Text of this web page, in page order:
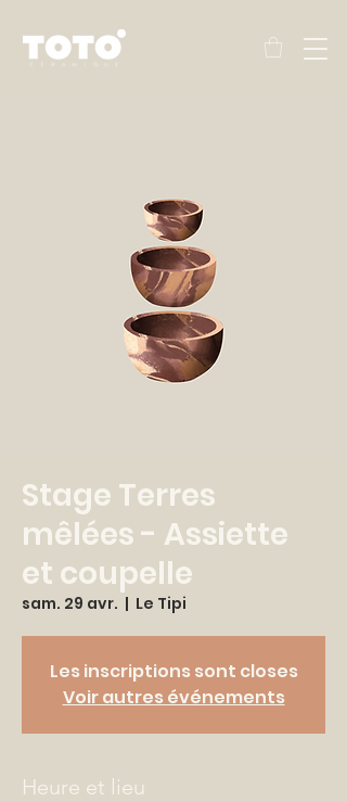
Stage Terres
mêlées - Assiette
et coupelle
sam. 29 avr.
  |
Le Tipi
Les inscriptions sont closes
Voir autres événements
Heure et lieu